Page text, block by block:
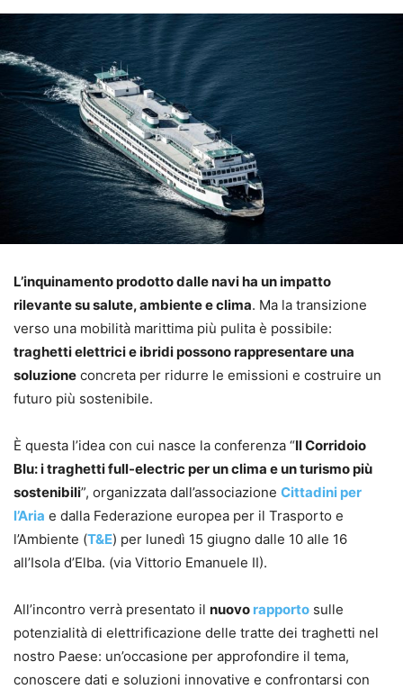
L’inquinamento prodotto dalle navi ha un impatto
rilevante su salute, ambiente e clima. Ma la transizione
verso una mobilità marittima più pulita è possibile:
traghetti elettrici e ibridi possono rappresentare una
soluzione concreta per ridurre le emissioni e costruire un
futuro più sostenibile.
È questa l’idea con cui nasce la conferenza “Il Corridoio
Blu: i traghetti full-electric per un clima e un turismo più
sostenibili”, organizzata dall’associazione Cittadini per
l’Aria e dalla Federazione europea per il Trasporto e
l’Ambiente (T&E) per lunedì 15 giugno dalle 10 alle 16
all’Isola d’Elba. (via Vittorio Emanuele II).
All’incontro verrà presentato il nuovo rapporto sulle
potenzialità di elettrificazione delle tratte dei traghetti nel
nostro Paese: un’occasione per approfondire il tema,
conoscere dati e soluzioni innovative e confrontarsi con